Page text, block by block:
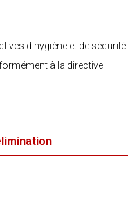
d'hygiène et de sécurité.
à la directive